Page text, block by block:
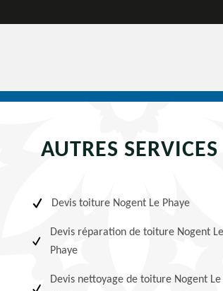
AUTRES SERVICES
Devis toiture Nogent Le Phaye
Devis réparation de toiture Nogent Le
Phaye
Devis nettoyage de toiture Nogent Le